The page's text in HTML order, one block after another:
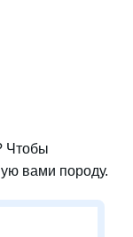
Чтобы
вами породу.